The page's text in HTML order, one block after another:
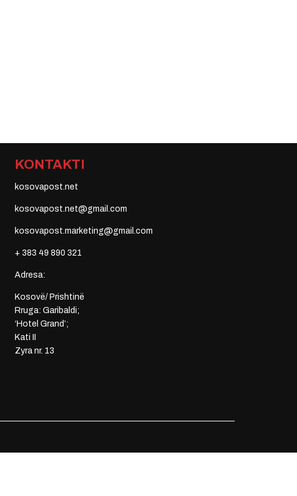
KONTAKTI
kosovapost.net
kosovapost.net@gmail.com
kosovapost.marketing@gmail.com
+ 383 49 890 321
Adresa:
Kosovë/ Prishtinë
Rruga: Garibaldi;
‘Hotel Grand’;
Kati II
Zyra nr. 13